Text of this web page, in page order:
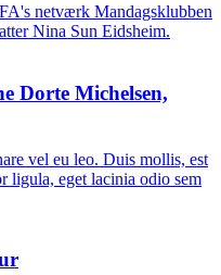
netværk Mandagsklubben
Nina Sun Eidsheim.
Dorte Michelsen,
vel eu leo. Duis mollis, est
ligula, eget lacinia odio sem